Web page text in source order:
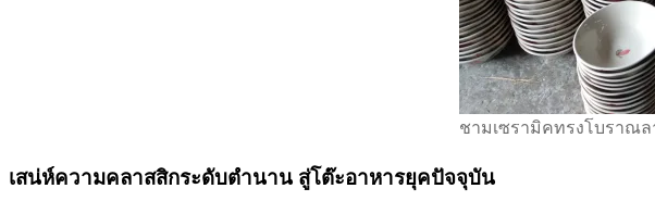
ชามเซรามิคทรงโบราณล
เสน่ห์ความคลาสสิกระดับตำนาน สู่โต๊ะอาหารยุคปัจจุบัน